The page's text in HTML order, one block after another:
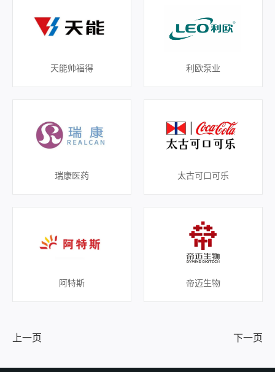
天能帅福得 利欧泵业
瑞康医药 太古可口可乐
阿特斯 帝迈生物
上一页 下一页